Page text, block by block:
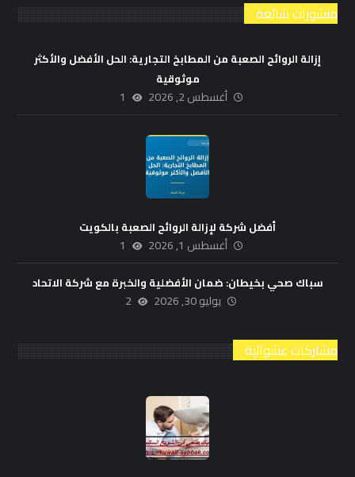
منشورات شائعة
إزالة الروائح الصعبة من المطابخ التجارية: الحل الأفضل والأكثر
موثوقية
أغسطس 2, 2026 1
أفضل شركة لإزالة الروائح الصعبة بالكويت
أغسطس 1, 2026 1
سباك صحي بخيطان: ضمان الأفضلية والخبرة مع شركة الاتحاد
يوليو 30, 2026 2
مشاركات عشوائية